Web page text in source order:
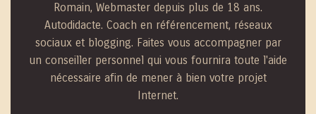
Romain, Webmaster depuis plus de 18 ans.
Autodidacte. Coach en référencement, réseaux
sociaux et blogging. Faites vous accompagner par
un conseiller personnel qui vous fournira toute l'aide
nécessaire afin de mener à bien votre projet
Internet.